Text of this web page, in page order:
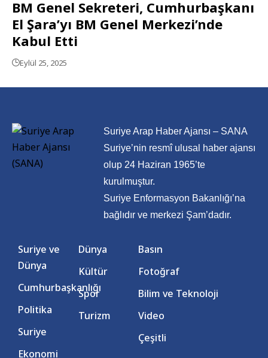
BM Genel Sekreteri, Cumhurbaşkanı
El Şara’yı BM Genel Merkezi’nde
Kabul Etti
Eylül 25, 2025
Suriye Arap Haber Ajansı – SANA
Suriye’nin resmî ulusal haber ajansı
olup 24 Haziran 1965’te
kurulmuştur.
Suriye Enformasyon Bakanlığı’na
bağlıdır ve merkezi Şam’dadır.
Suriye ve
Dünya
Cumhurbaşkanlığı
Politika
Suriye
Ekonomi
Dünya
Kültür
Spor
Turizm
Basın
Fotoğraf
Bilim ve Teknoloji
Video
Çeşitli